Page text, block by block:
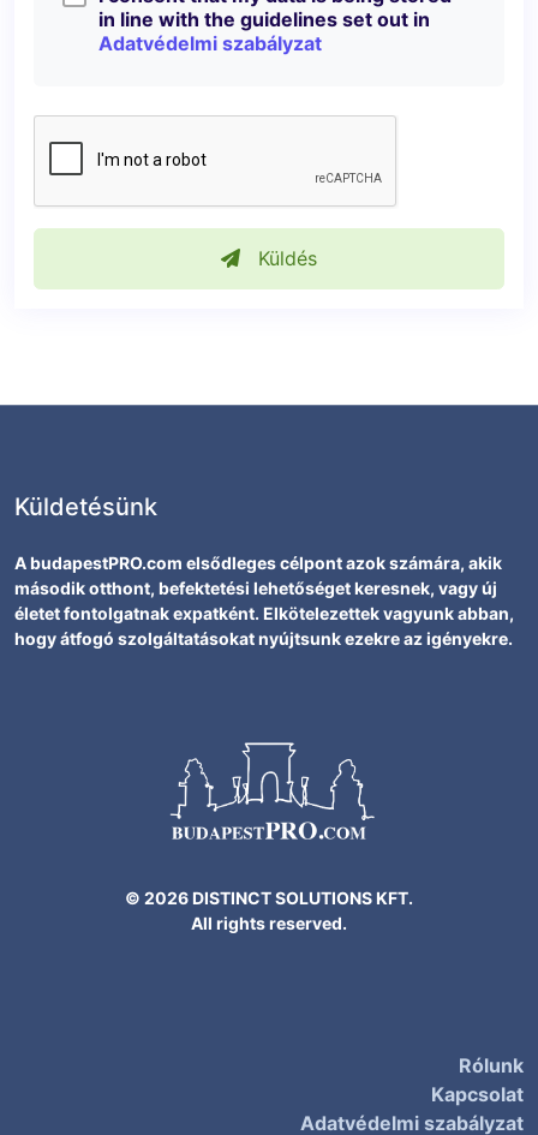
in line with the guidelines set out in
Adatvédelmi szabályzat
Küldés
Küldetésünk
A budapestPRO.com elsődleges célpont azok számára, akik
második otthont, befektetési lehetőséget keresnek, vagy új
életet fontolgatnak expatként. Elkötelezettek vagyunk abban,
hogy átfogó szolgáltatásokat nyújtsunk ezekre az igényekre.
© 2026 DISTINCT SOLUTIONS KFT.
All rights reserved.
Rólunk
Kapcsolat
Adatvédelmi szabályzat